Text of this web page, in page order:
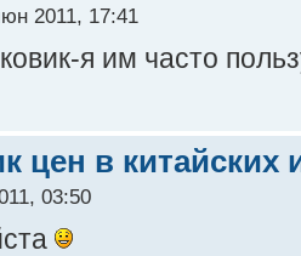
2011, 17:41
я им часто
цен в китайских
03:50